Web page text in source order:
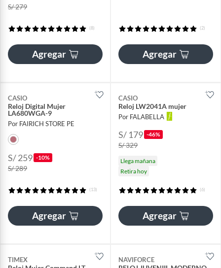
S/ 279
(8)
Agregar
(2)
Agregar
CASIO
Reloj Digital Mujer
LA680WGA-9
Por FAIRICH STORE PE
S/ 259 -10%
S/ 289
(13)
Agregar
CASIO
Reloj LW2041A mujer
Por FALABELLA
S/ 179 -46%
S/ 329
Llega mañana
Retira hoy
(6)
Agregar
TIMEX NAVIFORCE